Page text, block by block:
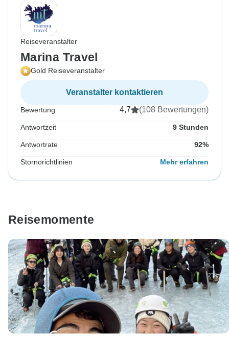
Reiseveranstalter
Marina Travel
Gold Reiseveranstalter
Veranstalter kontaktieren
Bewertung 4,7 (108 Bewertungen)
Antwortzeit 9 Stunden
Antwortrate 92%
Stornorichtlinien Mehr erfahren
Reisemomente